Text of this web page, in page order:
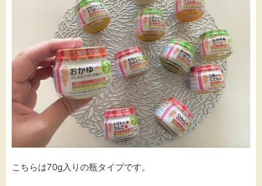
こちらは70g入りの瓶タイプです。